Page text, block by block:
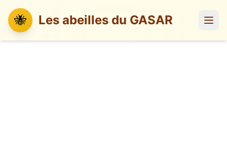
🐝 Les abeilles du GASAR